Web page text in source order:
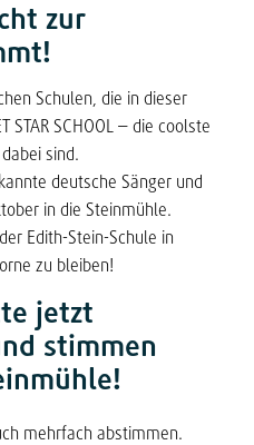
zur
Schulen, die in dieser
STAR SCHOOL – die coolste
sind.
deutsche Sänger und
in die Steinmühle.
Edith-Stein-Schule in
zu bleiben!
jetzt
stimmen
mehrfach abstimmen.